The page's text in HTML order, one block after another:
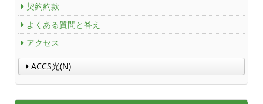
契約約款
よくある質問と答え
アクセス
ACCS光(N)